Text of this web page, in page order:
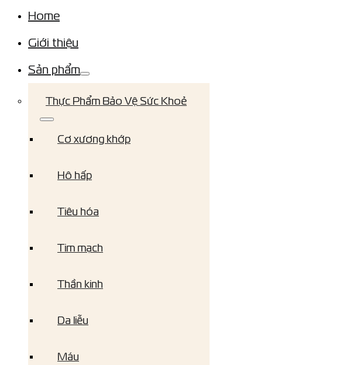
Home
Giới thiệu
Sản phẩm
Thực Phẩm Bảo Vệ Sức Khoẻ
Cơ xương khớp
Hô hấp
Tiêu hóa
Tim mạch
Thần kinh
Da liễu
Máu